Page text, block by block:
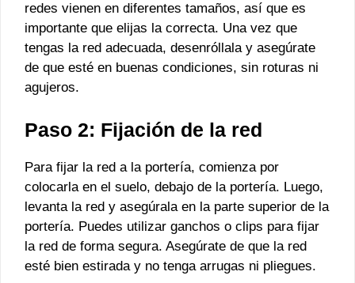
redes vienen en diferentes tamaños, así que es
importante que elijas la correcta. Una vez que
tengas la red adecuada, desenróllala y asegúrate
de que esté en buenas condiciones, sin roturas ni
agujeros.
Paso 2: Fijación de la red
Para fijar la red a la portería, comienza por
colocarla en el suelo, debajo de la portería. Luego,
levanta la red y asegúrala en la parte superior de la
portería. Puedes utilizar ganchos o clips para fijar
la red de forma segura. Asegúrate de que la red
esté bien estirada y no tenga arrugas ni pliegues.